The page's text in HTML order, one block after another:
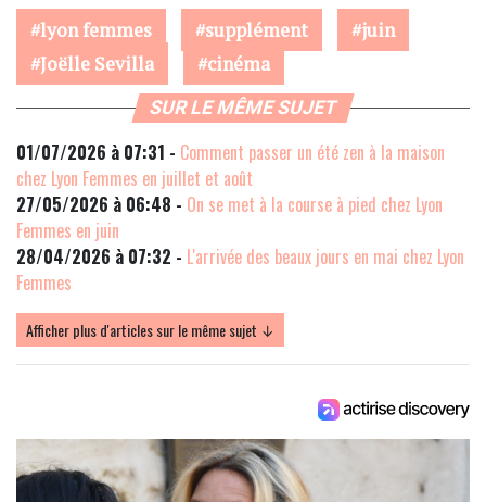
lyon femmes supplément
juin
Joëlle Sevilla
cinéma
SUR LE MÊME SUJET
01/07/2026 à 07:31 - Comment passer un été zen à la maison
chez Lyon Femmes en juillet et août
27/05/2026 à 06:48 - On se met à la course à pied chez Lyon
Femmes en juin
28/04/2026 à 07:32 - L'arrivée des beaux jours en mai chez Lyon
Femmes
Afficher plus d'articles sur le même sujet ↓